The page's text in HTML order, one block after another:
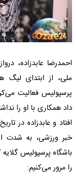
احمدرضا عابدزاده،
ملی، از ابتدای لیگ
پرسپولیس فعالیت
خبر ورزشی، به شدت
باشگاه پرسپولیس
را مرور می‌کنیم: